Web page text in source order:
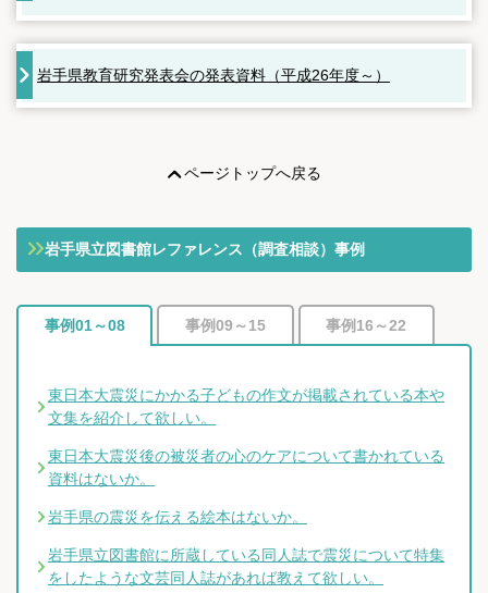
岩手県教育研究発表会の発表資料（平成26年度～）
ページトップへ戻る
岩手県立図書館レファレンス（調査相談）事例
事例01～08 事例09～15 事例16～22
東日本大震災にかかる子どもの作文が掲載されている本や
文集を紹介して欲しい。
東日本大震災後の被災者の心のケアについて書かれている
資料はないか。
岩手県の震災を伝える絵本はないか。
岩手県立図書館に所蔵している同人誌で震災について特集
をしたような文芸同人誌があれば教えて欲しい。